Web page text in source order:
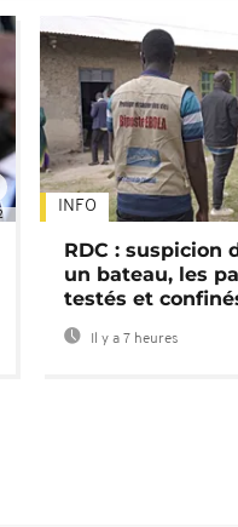
INFO
RDC : suspicion
un bateau, les
testés et
Il y a 7 heures